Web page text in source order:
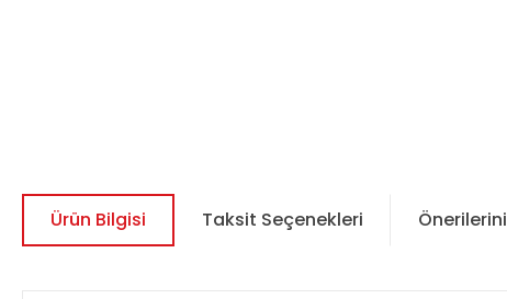
Ürün Bilgisi Taksit Seçenekleri